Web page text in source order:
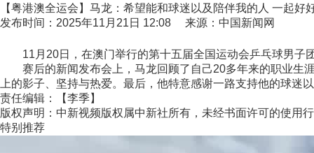
【粤港澳全运会】马龙：希望能和球迷以及陪伴我的人 一起好
发布时间：2025年11月21日 12:08 来源：中国新闻网
11月20日，在澳门举行的第十五届全国运动会乒乓球男子
赛后的新闻发布会上，马龙回顾了自己20多年来的职业生涯
上的影子、坚持与热爱。最后，他特意感谢一路支持他的球迷
责任编辑：【李季】
版权声明：中新视频版权属中新社所有，未经书面许可的使用
特别推荐